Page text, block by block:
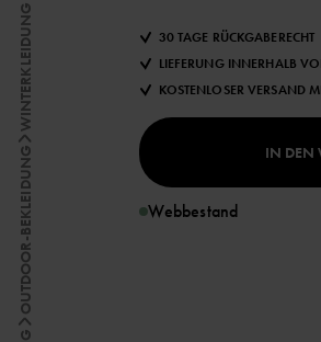
OUTDOOR-BEKLEIDUNG
WINTERKLEIDUNG
30 TAGE RÜCKGABERECHT
LIEFERUNG INNERHALB
KOSTENLOSER VERSAND
IN DEN
Webbestand